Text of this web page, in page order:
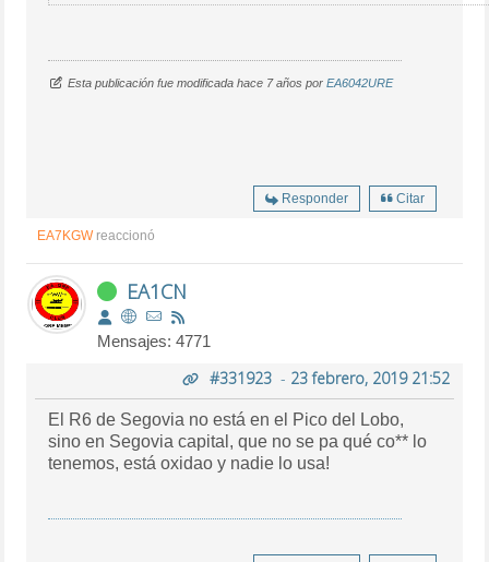
Esta publicación fue modificada hace 7 años porEA6042URE
Responder Citar
EA7KGWreaccionó
EA1CN
Mensajes: 4771
#331923- 23 febrero, 2019 21:52
El R6 de Segovia no está en el Pico del Lobo,
sino en Segovia capital, que no se pa qué co** lo
tenemos, está oxidao y nadie lo usa!